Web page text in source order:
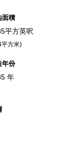
面積
平方英呎
方米)
年份
年